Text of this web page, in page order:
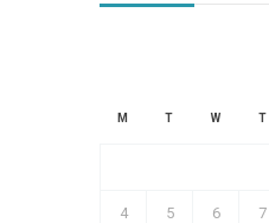
M T W T
4 5 6 7